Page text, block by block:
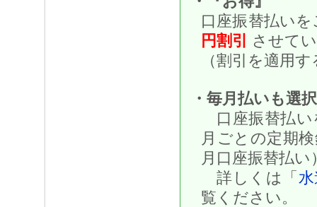
口座振替払い
円割引
させて
（割引を適用
・毎月払いも選
口座振替払い
月ごとの定期
月口座振替払
詳しくは「
覧ください。